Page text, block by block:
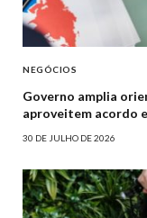
NEGÓCIOS
Governo amplia
aproveitem acordo
30 DE JULHO DE 2026